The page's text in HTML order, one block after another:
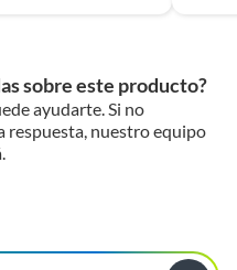
sobre este producto?
ayudarte. Si no
respuesta, nuestro equipo